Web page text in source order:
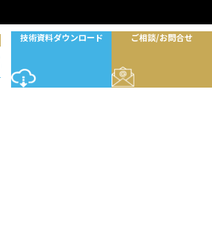
技術資料ダウンロード ご相談/お問合せ